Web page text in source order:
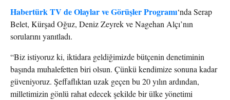
Habertürk TV de Olaylar ve Görüşler Programı‘nda Serap
Belet, Kürşad Oğuz, Deniz Zeyrek ve Nagehan Alçı’nın
sorularını yanıtladı.
“Biz istiyoruz ki, iktidara geldiğimizde bütçenin denetiminin
başında muhalefetten biri olsun. Çünkü kendimize sonuna kadar
güveniyoruz. Şeffaflıktan uzak geçen bu 20 yılın ardından,
milletimizin gönlü rahat edecek şekilde bir ülke yönetimi